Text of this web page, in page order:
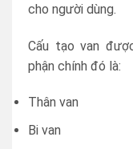
cho người dùng.
Cấu tạo van
phận chính đó là:
Thân van
Bi van